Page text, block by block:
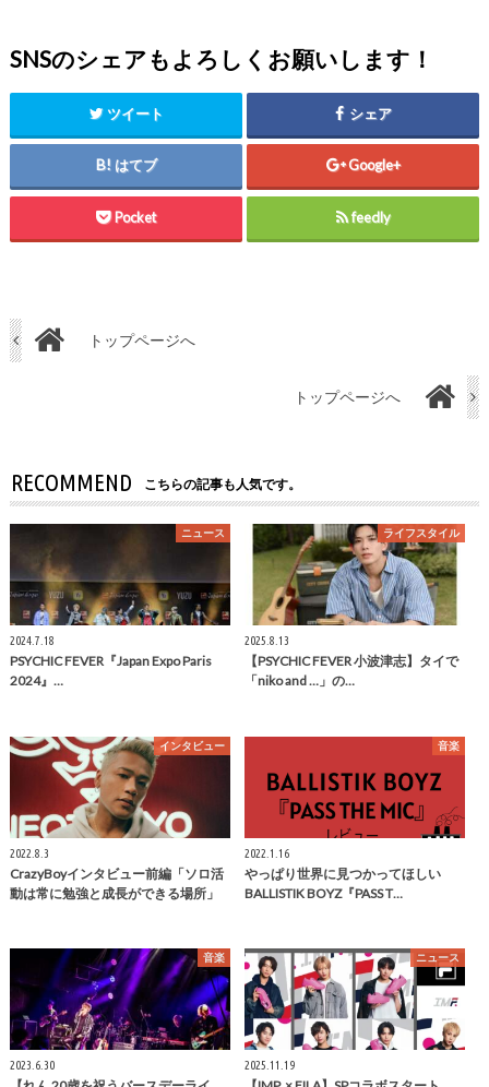
SNSのシェアもよろしくお願いします！
ツイート シェア
はてブ Google+
Pocket feedly
トップページへ
トップページへ
RECOMMEND こちらの記事も人気です。
ニュース
2024.7.18
PSYCHIC FEVER『Japan Expo Paris
2024』…
ライフスタイル
2025.8.13
【PSYCHIC FEVER 小波津志】タイで
「niko and …」の…
インタビュー
2022.8.3
CrazyBoyインタビュー前編「ソロ活
動は常に勉強と成長ができる場所」
音楽
2022.1.16
やっぱり世界に見つかってほしい
BALLISTIK BOYZ『PASS T…
音楽
2023.6.30
ニュース
2025.11.19